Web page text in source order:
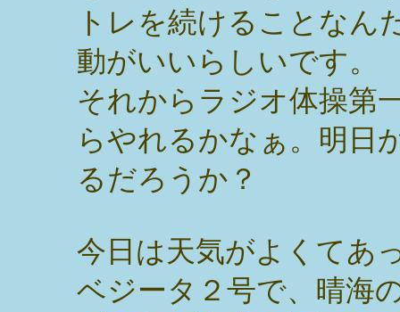
トレを続けることなん
動がいいらしいです。
それからラジオ体操第
らやれるかなぁ。明日
るだろうか？
今日は天気がよくてあ
ベジータ２号で、晴海